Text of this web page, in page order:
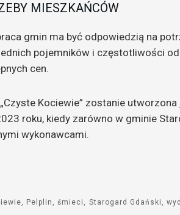
MIESZKAŃCÓW
gmin ma być odpowiedzią na
pojemników i częstotliwości
cen.
„Czyste Kociewie” zostanie
roku, kiedy zarówno w gminie
wykonawcami.
Pelplin śmieci Starogard Gdański